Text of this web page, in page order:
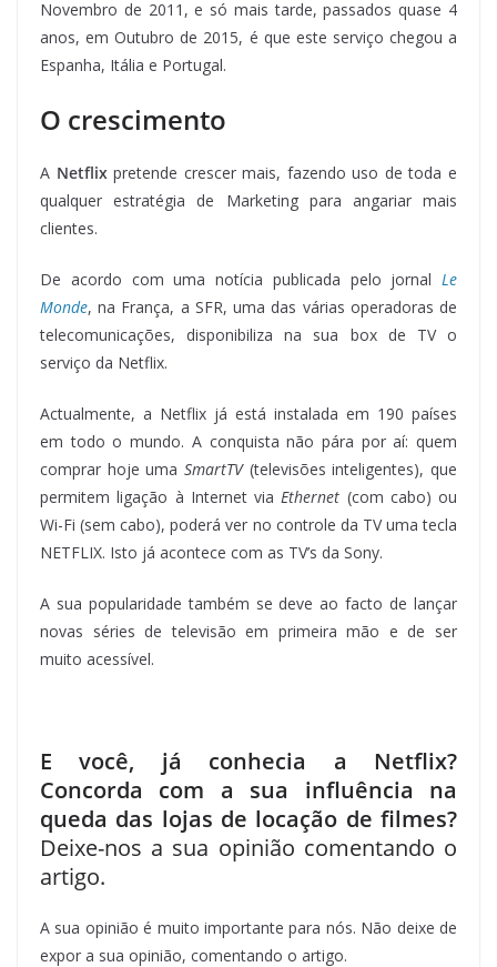
Novembro de 2011, e só mais tarde, passados quase 4
anos, em Outubro de 2015, é que este serviço chegou a
Espanha, Itália e Portugal.
O crescimento
A Netflixpretende crescer mais, fazendo uso de toda e
qualquer estratégia de Marketing para angariar mais
clientes.
De acordo com uma notícia publicada pelo jornal Le
Monde, na França, a SFR, uma das várias operadoras de
telecomunicações, disponibiliza na sua box de TV o
serviço da Netflix.
Actualmente, a Netflix já está instalada em 190 países
em todo o mundo. A conquista não pára por aí: quem
comprar hoje uma SmartTV(televisões inteligentes), que
permitem ligação à Internet via Ethernet (com cabo) ou
Wi-Fi (sem cabo), poderá ver no controle da TV uma tecla
NETFLIX. Isto já acontece com as TV’s da Sony.
A sua popularidade também se deve ao facto de lançar
novas séries de televisão em primeira mão e de ser
muito acessível.
E você, já conhecia a Netflix?
Concorda com a sua influência na
queda das lojas de locação de filmes?
Deixe-nos a sua opinião comentando o
artigo.
A sua opinião é muito importante para nós. Não deixe de
expor a sua opinião, comentando o artigo.